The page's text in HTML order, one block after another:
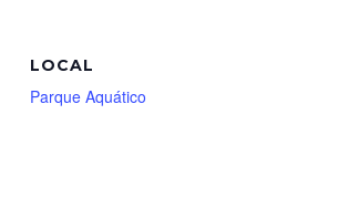
LOCAL
Parque Aquático